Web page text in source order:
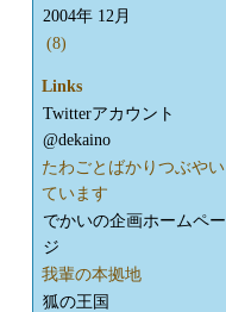
2004年 12月
(8)
Links
Twitterアカウント
@dekaino
たわごとばかりつぶやい
ています
でかいの企画ホームペー
ジ
我輩の本拠地
狐の王国